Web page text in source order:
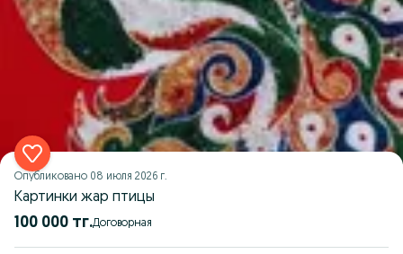
Опубликовано 08 июля 2026 г.
Картинки жар птицы
100 000 тг. Договорная